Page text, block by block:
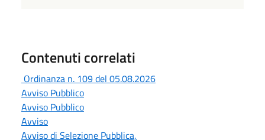
Contenuti correlati
Ordinanza n. 109 del 05.08.2026
Avviso Pubblico
Avviso Pubblico
Avviso
Avviso di Selezione Pubblica,